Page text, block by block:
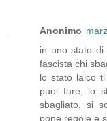
Anonimo
in uno stato di
fascista chi
lo stato laico
puoi fare, lo
sbagliato, si
pone regole e